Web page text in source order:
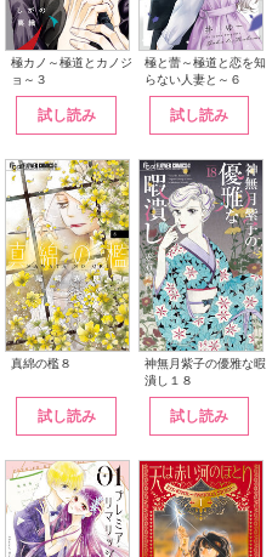
極カノ～極道とカノジ
ョ～３
試し読み
極と蕾～極道と恋を知
らない人妻と～６
試し読み
真綿の檻８
試し読み
神無月紫子の優雅な暇
潰し１８
試し読み